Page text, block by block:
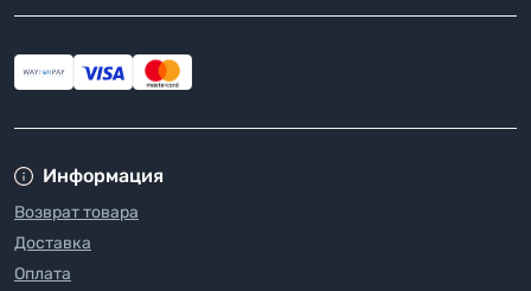
Информация
Возврат товара
Доставка
Оплата